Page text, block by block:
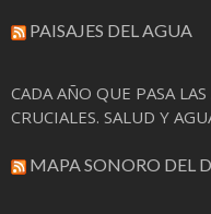
PAISAJES DEL AGUA
CADA AÑO QUE PASA
CRUCIALES. SALUD Y
MAPA SONORO DEL